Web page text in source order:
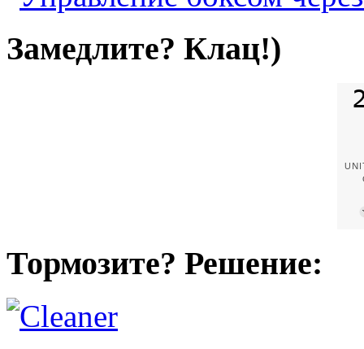
Замедлите? Клац!)
Тормозите? Решение: